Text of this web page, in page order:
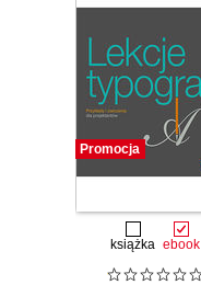
Promocja
książka ebook